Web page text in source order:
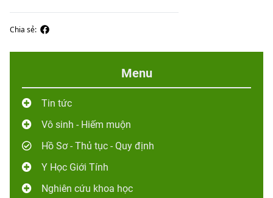
Chia sẻ:
Menu
Tin tức
Vô sinh - Hiếm muộn
Hồ Sơ - Thủ tục - Quy định
Y Học Giới Tính
Nghiên cứu khoa học